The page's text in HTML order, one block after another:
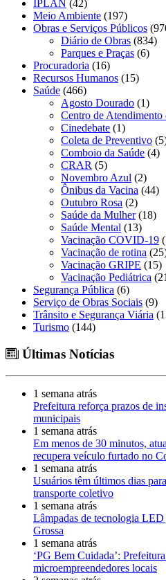
IPLAN (42)
Meio Ambiente (197)
Obras e Serviços Públicos
Diário de Obras (834)
Parques e Praças (6)
Procuradoria (16)
Recursos Humanos (15)
Saúde (466)
Agosto Dourado (1)
Centro de Atendimento
Cinedebate (1)
Coleta de Preventivo
Comboio da Saúde (4)
CRAR (5)
Novembro Azul (2)
Ônibus da Vacina (44)
Outubro Rosa (2)
Saúde da Mulher(18)
Saúde Mental (13)
Vacinação COVID-19
Vacinação de rotina
Vacinação GRIPE (15)
Vacinação Pediátrica
Segurança Pública (6)
Serviço de Obras Sociais (9)
Trânsito e Segurança Viária
Turismo (144)
Últimas Notícias
1 semana atrás
Prefeitura reforça prazos de
municipais
1 semana atrás
Em menos de 30 minutos,
recupera veículo furtado no
1 semana atrás
Usuários têm últimos dias
transporte coletivo
1 semana atrás
Lâmpadas de tecnologia
Grossa
1 semana atrás
‘PG Bem Cuidada’:
microempreendedores locais